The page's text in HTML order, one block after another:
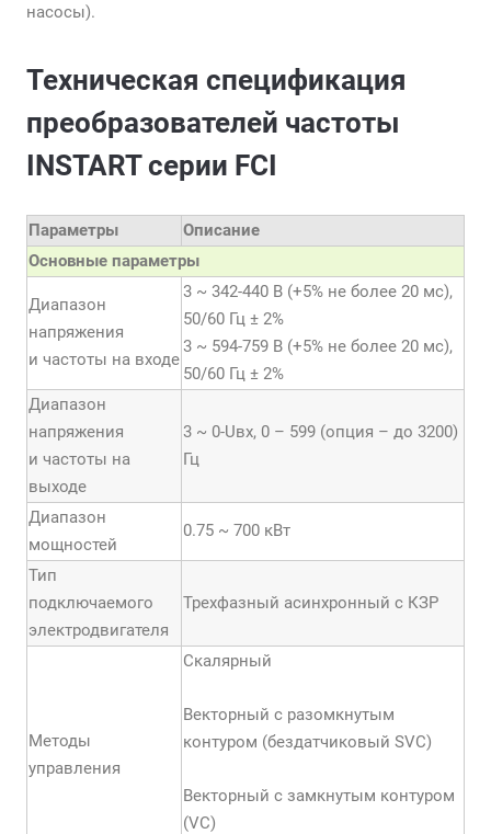
насосы).
Техническая спецификация
преобразователей частоты
INSTART серии FCI
Параметры
Описание
Основные параметры
Диапазон
напряжения
и частоты на входе
3 ~ 342-440 В (+5% не более 20 мс),
50/60 Гц ± 2%
3 ~ 594-759 В (+5% не более 20 мс),
50/60 Гц ± 2%
Диапазон
напряжения
и частоты на
выходе
3 ~ 0-Uвх, 0 – 599 (опция – до 3200)
Гц
Диапазон
мощностей
0.75 ~ 700 кВт
Тип
подключаемого
электродвигателя
Трехфазный асинхронный с КЗР
Методы
управления
Скалярный
Векторный с разомкнутым
контуром (бездатчиковый SVC)
Векторный с замкнутым контуром
(VC)